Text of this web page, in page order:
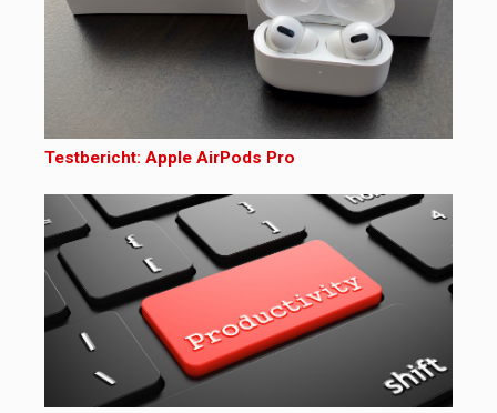
Testbericht: Apple AirPods Pro